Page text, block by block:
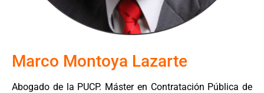
Marco Montoya Lazarte
Abogado de la PUCP. Máster en Contratación Pública de